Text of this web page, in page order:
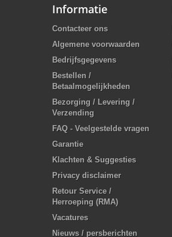
Informatie
Contacteer ons
Algemene voorwaarden
Bedrijfsgegevens
Bestellen /
Betaalmogelijkheden
Bezorging / Levering /
Verzending
FAQ - Veelgestelde vragen
Garantie
Klachten & Suggesties
Privacy disclaimer
Retour Service /
Herroeping (RMA)
Vacatures
Nieuws / persberichten